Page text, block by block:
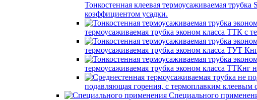
Тонкостенная клеевая термоусаживаемая
коэффициентом усадки.
термоусаживаемая трубка эконом класса ТТК с
термоусаживаемая трубка эконом класса ТУТ
термоусаживаемая трубка эконом класса
подавляющая горения, с термоплавким клеевым
Специального